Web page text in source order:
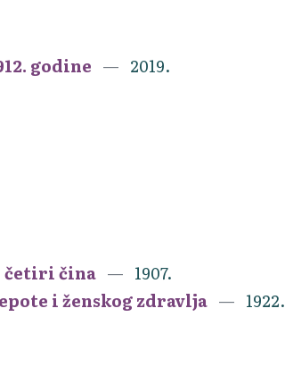
godine
2019.
četiri čina
1907.
i ženskog zdravlja
1922.